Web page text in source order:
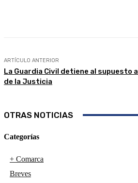
ARTÍCULO ANTERIOR
La Guardia Civil detiene al
de la Justicia
OTRAS NOTICIAS
Categorías
+ Comarca
Breves